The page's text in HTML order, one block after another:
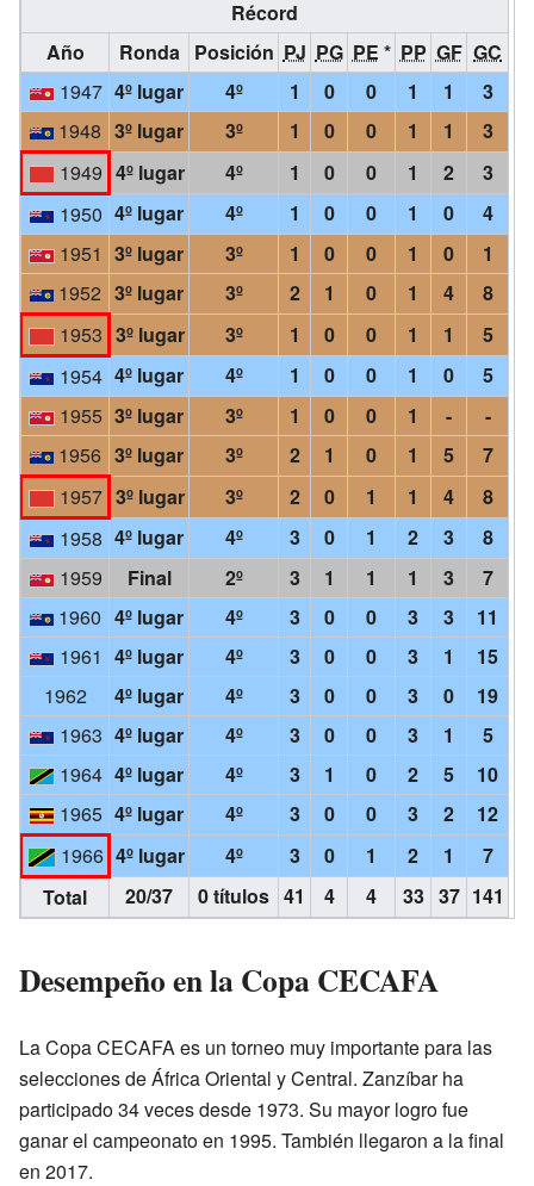
Récord
Año
Ronda Posición PJ PG PE * PP GF GC
1947 4º lugar 4º 1 0 0 1 1
3
1948 3º lugar 3º 1 0 0 1 1
3
1949 4º lugar 4º 1 0 0 1 2
3
1950 4º lugar 4º 1 0 0 1 0
4
1951 3º lugar 3º 1 0 0 1 0
1
1952 3º lugar 3º 2 1 0 1 4
8
1953 3º lugar 3º 1 0 0 1 1
5
1954 4º lugar 4º 1 0 0 1 0
5
1955 3º lugar 3º 1 0 0 1 -
-
1956 3º lugar 3º 2 1 0 1 5
7
1957 3º lugar 3º 2 0 1 1 4
8
1958 4º lugar 4º 3 0 1 2 3
8
1959
Final 2º 3 1 1 1 3
7
1960 4º lugar 4º 3 0 0 3 3
11
1961 4º lugar 4º 3 0 0 3 1
15
1962
4º lugar 4º 3 0 0 3 0
19
1963 4º lugar 4º 3 0 0 3 1
5
1964 4º lugar 4º 3 1 0 2 5
10
1965 4º lugar 4º 3 0 0 3 2
12
1966 4º lugar 4º 3 0 1 2 1
7
Total
20/37 0 títulos 41 4 4 33 37 141
Desempeño en la Copa CECAFA
La Copa CECAFA es un torneo muy importante para las
selecciones de África Oriental y Central. Zanzíbar ha
participado 34 veces desde 1973. Su mayor logro fue
ganar el campeonato en 1995. También llegaron a la final
en 2017.